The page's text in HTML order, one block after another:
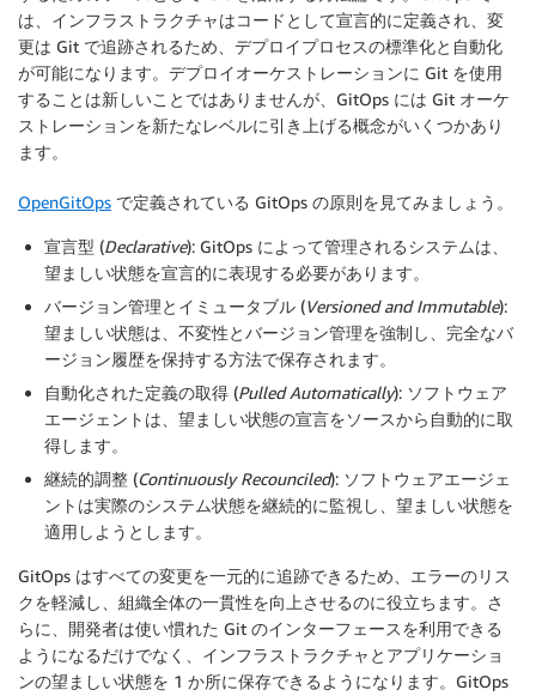
は、インフラストラクチャはコードとして宣言的に定義され、変
更は Git で追跡されるため、デプロイプロセスの標準化と自動化
が可能になります。デプロイオーケストレーションに Git を使用
することは新しいことではありませんが、GitOps には Git オーケ
ストレーションを新たなレベルに引き上げる概念がいくつかあり
ます。
OpenGitOps で定義されている GitOps の原則を見てみましょう。
宣言型 (Declarative): GitOps によって管理されるシステムは、
望ましい状態を宣言的に表現する必要があります。
バージョン管理とイミュータブル (Versioned and Immutable):
望ましい状態は、不変性とバージョン管理を強制し、完全なバ
ージョン履歴を保持する方法で保存されます。
自動化された定義の取得 (Pulled Automatically): ソフトウェア
エージェントは、望ましい状態の宣言をソースから自動的に取
得します。
継続的調整 (Continuously Recounciled): ソフトウェアエージェ
ントは実際のシステム状態を継続的に監視し、望ましい状態を
適用しようとします。
GitOps はすべての変更を一元的に追跡できるため、エラーのリス
クを軽減し、組織全体の一貫性を向上させるのに役立ちます。さ
らに、開発者は使い慣れた Git のインターフェースを利用できる
ようになるだけでなく、インフラストラクチャとアプリケーショ
ンの望ましい状態を 1 か所に保存できるようになります。GitOps